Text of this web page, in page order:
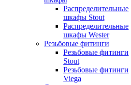
Распределительные
шкафы Stout
Распределительные
шкафы Wester
Резьбовые фитинги
Резьбовые фитинги
Stout
Резьбовые фитинги
Viega